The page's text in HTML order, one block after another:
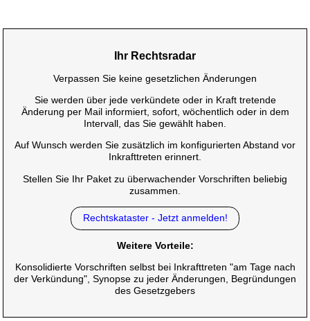
Ihr Rechtsradar
Verpassen Sie keine gesetzlichen Änderungen
Sie werden über jede verkündete oder in Kraft tretende
Änderung per Mail informiert, sofort, wöchentlich oder in dem
Intervall, das Sie gewählt haben.
Auf Wunsch werden Sie zusätzlich im konfigurierten Abstand vor
Inkrafttreten erinnert.
Stellen Sie Ihr Paket zu überwachender Vorschriften beliebig
zusammen.
Rechtskataster - Jetzt anmelden!
Weitere Vorteile:
Konsolidierte Vorschriften selbst bei Inkrafttreten "am Tage nach
der Verkündung", Synopse zu jeder Änderungen, Begründungen
des Gesetzgebers